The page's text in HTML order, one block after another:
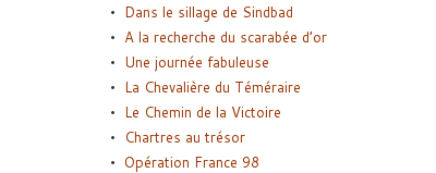
Dans le sillage de Sindbad
A la recherche du scarabée d’or
Une journée fabuleuse
La Chevalière du Téméraire
Le Chemin de la Victoire
Chartres au trésor
Opération France 98